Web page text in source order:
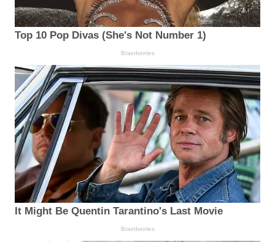
Top 10 Pop Divas (She's Not Number 1)
Brainberries
It Might Be Quentin Tarantino's Last Movie
Brainberries